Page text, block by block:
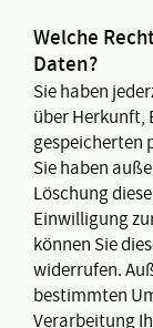
Welche
Daten?
Sie haben
über Herkunft,
gespeicherten
Sie haben
Löschung
Einwilligung
können Sie
widerrufen.
bestimmten
Verarbeitung